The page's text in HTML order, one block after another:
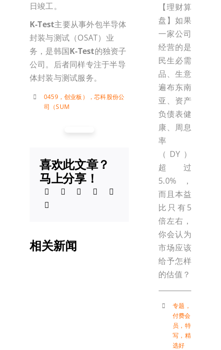
日竣工。
K-Test主要从事外包半导体
封装与测试（OSAT）业
务，是韩国K-Test的独资子
公司。后者同样专注于半导
体封装与测试服务。
0459，创业板） ，芯科股份公
司（SUM
喜欢此文章？
马上分享！
相关新闻
【理财算
盘】如果
一家公司
经营的是
民生必需
品、生意
遍布东南
亚、资产
负债表健
康、周息
率
（DY）
超过
5.0%，
而且本益
比只有5
倍左右，
你会认为
市场应该
给予怎样
的估值？
专题 ，
付费会
员 ， 特
写 ， 精
选好